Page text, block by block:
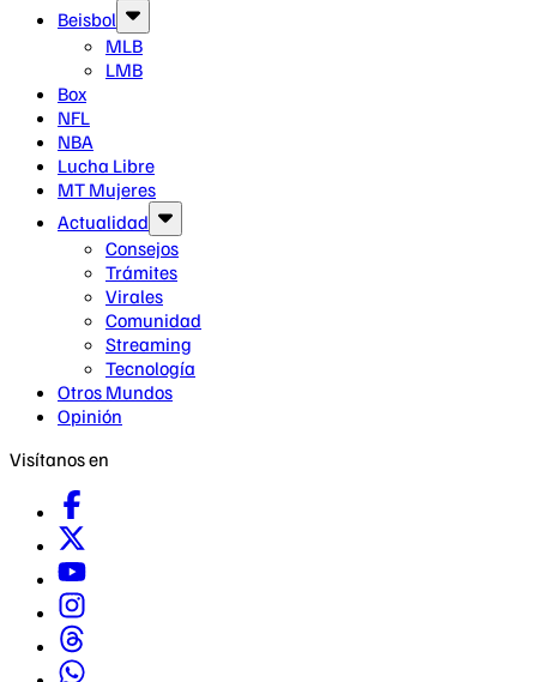
Beisbol
MLB
LMB
Box
NFL
NBA
Lucha Libre
MT Mujeres
Actualidad
Consejos
Trámites
Virales
Comunidad
Streaming
Tecnología
Otros Mundos
Opinión
Visítanos en